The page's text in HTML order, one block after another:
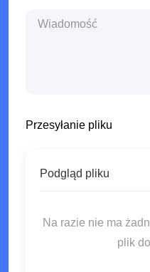
Przesyłanie pliku
Podgląd pliku
Na razie nie ma
plik